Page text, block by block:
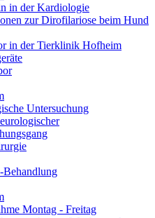
in der Kardiologie
zur Dirofilariose beim Hund
in der Tierklinik Hofheim
Untersuchung
Behandlung
Montag - Freitag